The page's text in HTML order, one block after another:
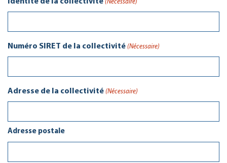
(Nécessaire)
Numéro SIRET de la collectivité (Nécessaire)
Adresse de la collectivité (Nécessaire)
Adresse postale